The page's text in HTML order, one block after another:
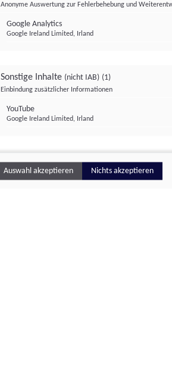
Anonyme Auswertung zur Fehlerbehebung und
Google Analytics
Google Ireland Limited, Irland
Sonstige Inhalte (nicht IAB) (1)
Einbindung zusätzlicher Informationen
YouTube
Google Ireland Limited, Irland
Auswahl akzeptieren Nichts akzeptieren